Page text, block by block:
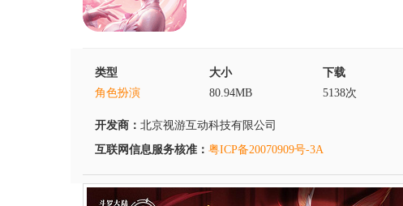
类型
角色扮演
大小
80.94MB
下载
5138次
开发商： 北京视游互动科技有限公司
互联网信息服务核准： 粤ICP备20070909号-3A